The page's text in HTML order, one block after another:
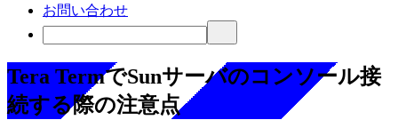
お問い合わせ
Tera TermでSunサーバのコンソール接
続する際の注意点